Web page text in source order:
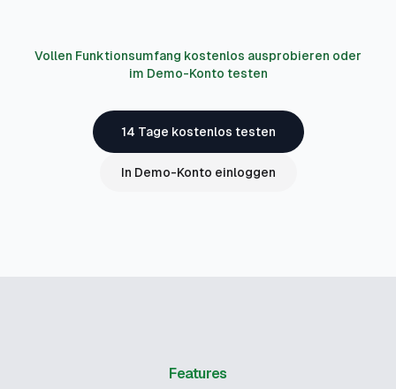
Vollen Funktionsumfang kostenlos ausprobieren oder
im Demo-Konto testen
14 Tage kostenlos testen
In Demo-Konto einloggen
Features